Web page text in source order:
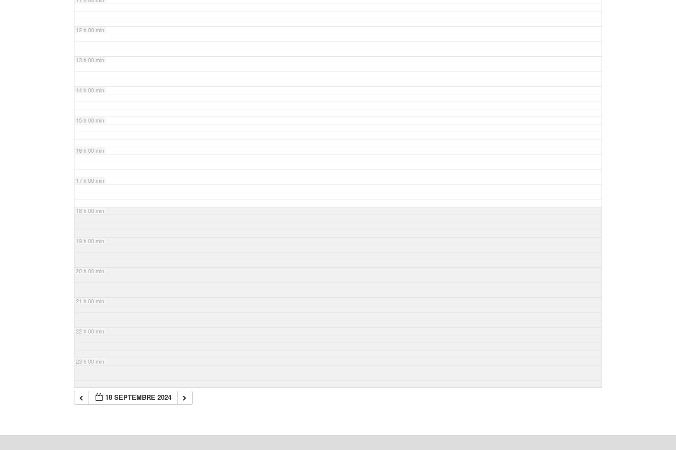
12 h 00 min
13 h 00 min
14 h 00 min
15 h 00 min
16 h 00 min
17 h 00 min
18 h 00 min
19 h 00 min
20 h 00 min
21 h 00 min
22 h 00 min
23 h 00 min
18 SEPTEMBRE 2024